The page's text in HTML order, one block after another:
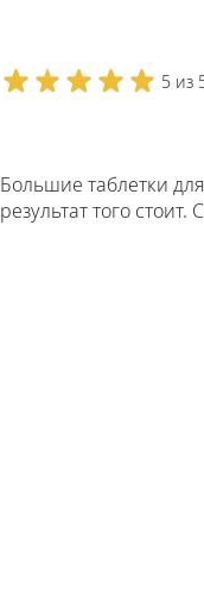
5 из
Большие таблетки
результат того стоит.